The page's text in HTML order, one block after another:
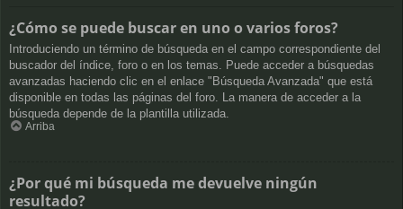
¿Cómo se puede buscar en uno o varios foros?
Introduciendo un término de búsqueda en el campo correspondiente del
buscador del índice, foro o en los temas. Puede acceder a búsquedas
avanzadas haciendo clic en el enlace "Búsqueda Avanzada" que está
disponible en todas las páginas del foro. La manera de acceder a la
búsqueda depende de la plantilla utilizada.
Arriba
¿Por qué mi búsqueda me devuelve ningún
resultado?